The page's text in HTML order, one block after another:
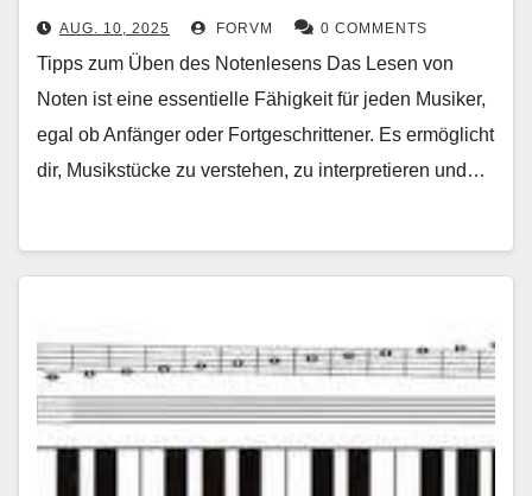
AUG. 10, 2025 FORVM 0 COMMENTS
Tipps zum Üben des Notenlesens Das Lesen von
Noten ist eine essentielle Fähigkeit für jeden Musiker,
egal ob Anfänger oder Fortgeschrittener. Es ermöglicht
dir, Musikstücke zu verstehen, zu interpretieren und…